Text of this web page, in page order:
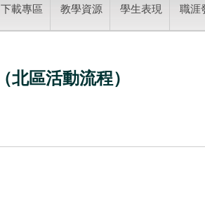
下載專區 教學資源 學生表現 職涯
北區活動流程）